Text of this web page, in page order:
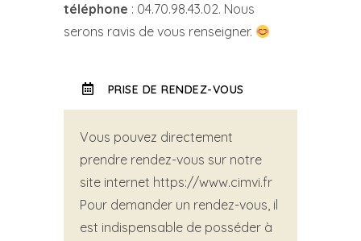
téléphone : 04.70.98.43.02. Nous
serons ravis de vous renseigner.
PRISE DE RENDEZ-VOUS
Vous pouvez directement
prendre rendez-vous sur notre
site internet https://www.cimvi.fr
Pour demander un rendez-vous, il
est indispensable de posséder à